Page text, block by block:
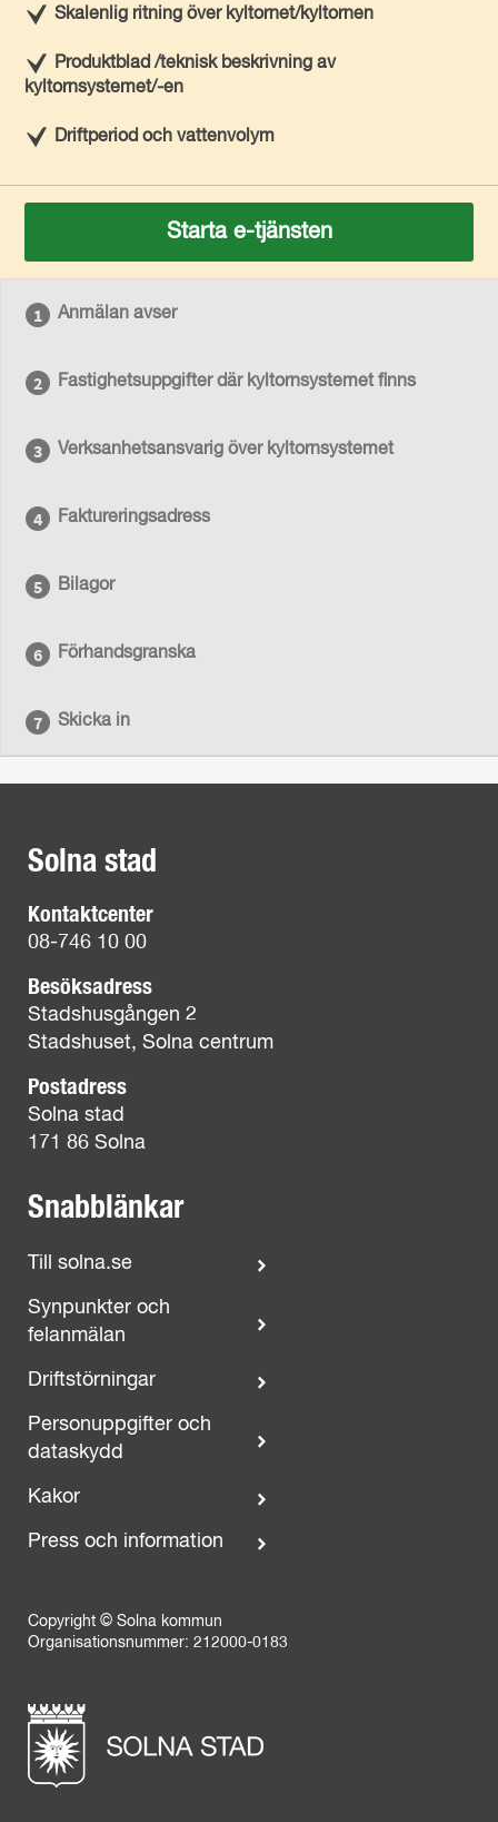
Skalenlig ritning över kyltornet/kyltornen
Produktblad /teknisk beskrivning av
kyltornsystemet/-en
Driftperiod och vattenvolym
Starta e-tjänsten
Anmälan avser
Fastighetsuppgifter där kyltornsystemet finns
Verksanhetsansvarig över kyltornsystemet
Faktureringsadress
Bilagor
Förhandsgranska
Skicka in
Solna stad
Kontaktcenter
08-746 10 00
Besöksadress
Stadshusgången 2
Stadshuset, Solna centrum
Postadress
Solna stad
171 86 Solna
Snabblänkar
Till solna.se
Synpunkter och
felanmälan
Driftstörningar
Personuppgifter och
dataskydd
Kakor
Press och information
Copyright © Solna kommun
Organisationsnummer: 212000-0183